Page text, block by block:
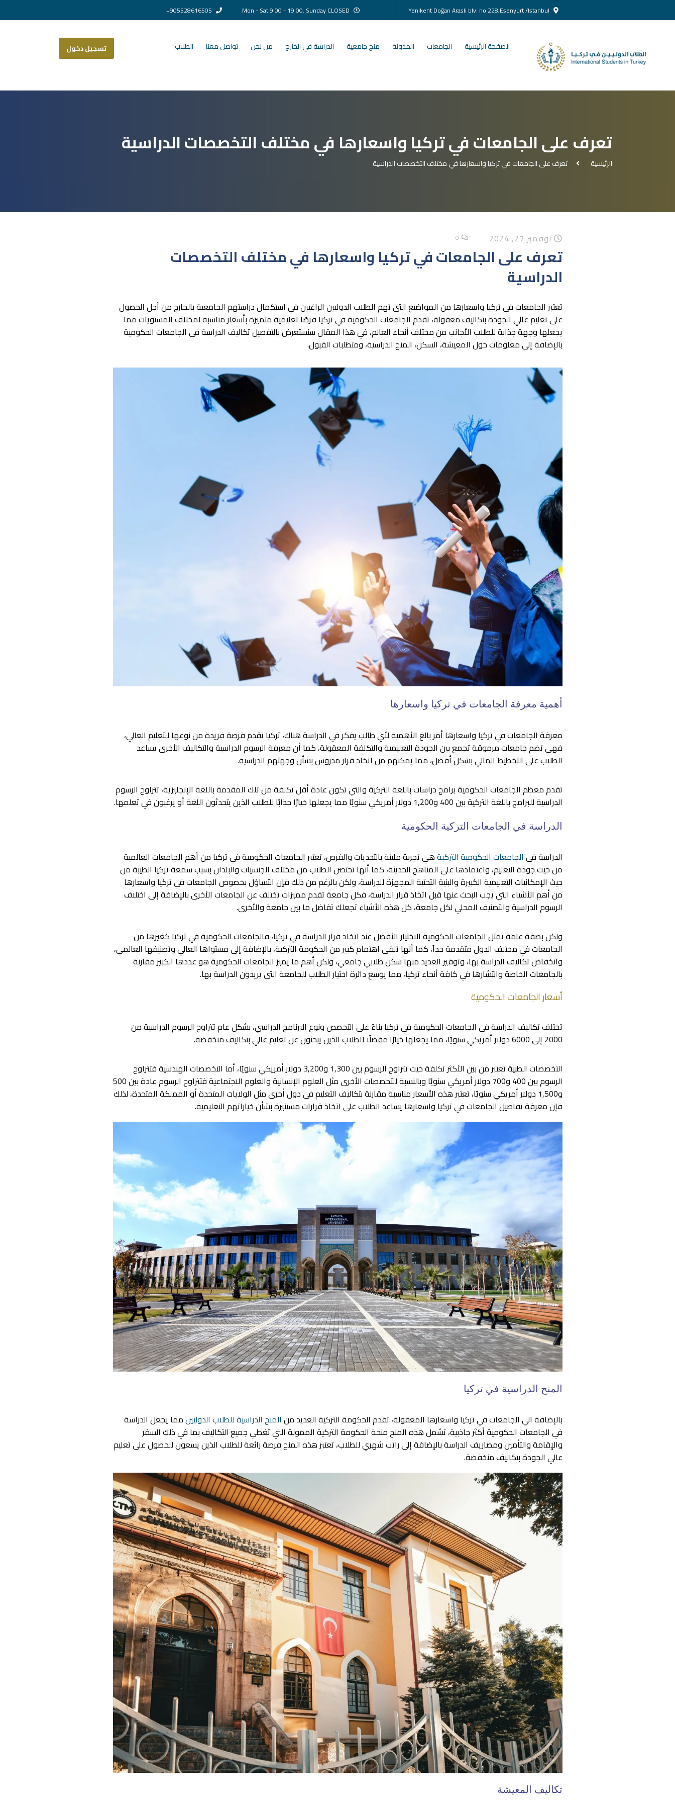
الصفحة الرئيسية الجامعات المدونة منح جامعية الدراسة في الخارج من نحن تواصل معنا الطلاب تسجيل دخول
تعرف على الجامعات في تركيا واسعارها في مختلف التخصصات الدراسية
الرئيسية تعرف على الجامعات في تركيا واسعارها في مختلف التخصصات الدراسية
نوفمبر 27, 2024 0
تعرف على الجامعات في تركيا واسعارها في مختلف التخصصات
الدراسية
تعتبر الجامعات في تركيا واسعارها من المواضيع التي تهم الطلاب الدوليين الراغبين في استكمال دراستهم الجامعية بالخارج من أجل الحصول
على تعليم عالي الجودة بتكاليف معقولة، تقدم الجامعات الحكومية في تركيا فرصًا تعليمية متميزة بأسعار مناسبة لمختلف المستويات مما
يجعلها وجهة جذابة للطلاب الأجانب من مختلف أنحاء العالم، في هذا المقال سنستعرض بالتفصيل تكاليف الدراسة في الجامعات الحكومية
بالإضافة إلى معلومات حول المعيشة، السكن، المنح الدراسية، ومتطلبات القبول.
أهمية معرفة الجامعات في تركيا واسعارها
معرفة الجامعات في تركيا واسعارها أمر بالغ الأهمية لأي طالب يفكر في الدراسة هناك، تركيا تقدم فرصة فريدة من نوعها للتعليم العالي،
فهي تضم جامعات مرموقة تجمع بين الجودة التعليمية والتكلفة المعقولة، كما أن معرفة الرسوم الدراسية والتكاليف الأخرى يساعد
الطلاب على التخطيط المالي بشكل أفضل، مما يمكنهم من اتخاذ قرار مدروس بشأن وجهتهم الدراسية.
تقدم معظم الجامعات الحكومية برامج دراسات باللغة التركية والتي تكون عادة أقل تكلفة من تلك المقدمة باللغة الإنجليزية، تتراوح الرسوم
الدراسية للبرامج باللغة التركية بين 400 و1,200 دولار أمريكي سنويًا مما يجعلها خيارًا جذابًا للطلاب الذين يتحدثون اللغة أو يرغبون في تعلمها.
الدراسة في الجامعات التركية الحكومية
الدراسة في الجامعات الحكومية التركيةهي تجربة مليئة بالتحديات والفرص، تعتبر الجامعات الحكومية في تركيا من أهم الجامعات العالمية
من حيث جودة التعليم، واعتمادها على المناهج الحديثة، كما أنها تحتضن الطلاب من مختلف الجنسيات والبلدان بسبب سمعة تركيا الطيبة من
حيث الإمكانيات التعليمية الكبيرة والبنية التحتية المجهزة للدراسة، ولكن بالرغم من ذلك فإن التساؤل بخصوص الجامعات في تركيا واسعارها
من أهم الأشياء التي يجب البحث عنها قبل اتخاذ قرار الدراسة، فكل جامعة تقدم مميزات تختلف عن الجامعات الأخرى بالإضافة إلى اختلاف
الرسوم الدراسية والتصنيف المحلي لكل جامعة، كل هذه الأشياء تجعلك تفاضل ما بين جامعة والأخرى.
ولكن بصفة عامة تمثل الجامعات الحكومية الاختيار الأفضل عند اتخاذ قرار الدراسة في تركيا، فالجامعات الحكومية في تركيا كغيرها من
الجامعات في مختلف الدول متقدمة جداً، كما أنها تلقى اهتمام كبير من الحكومة التركية، بالإضافة إلى مستواها العالي وتصنيفها العالمي،
وانخفاض تكاليف الدراسة بها، وتوفير العديد منها سكن طلابي جامعي، ولكن أهم ما يميز الجامعات الحكومية هو عددها الكبير مقارنة
بالجامعات الخاصة وانتشارها في كافة أنحاء تركيا، مما يوسع دائرة اختيار الطلاب للجامعة التي يريدون الدراسة بها.
أسعار الجامعات الحكومية
تختلف تكاليف الدراسة في الجامعات الحكومية في تركيا بناءً على التخصص ونوع البرنامج الدراسي، بشكل عام تتراوح الرسوم الدراسية من
2000 إلى 6000 دولار أمريكي سنويًا، مما يجعلها خيارًا مفضلًا للطلاب الذين يبحثون عن تعليم عالي بتكاليف منخفضة.
التخصصات الطبية تعتبر من بين الأكثر تكلفة حيث تتراوح الرسوم بين 1,300 و3,200 دولار أمريكي سنويًا، أما التخصصات الهندسية فتتراوح
الرسوم بين 400 و700 دولار أمريكي سنويًا وبالنسبة للتخصصات الأخرى مثل العلوم الإنسانية والعلوم الاجتماعية فتتراوح الرسوم عادة بين 500
و1,500 دولار أمريكي سنويًا، تعتبر هذه الأسعار مناسبة مقارنة بتكاليف التعليم في دول أخرى مثل الولايات المتحدة أو المملكة المتحدة، لذلك
فإن معرفة تفاصيل الجامعات في تركيا واسعارها يساعد الطلاب على اتخاذ قرارات مستنيرة بشأن خياراتهم التعليمية.
المنح الدراسية في تركيا
بالإضافة الي الجامعات في تركيا واسعارها المعقولة، تقدم الحكومة التركية العديد من المنح الدراسية للطلاب الدوليينمما يجعل الدراسة
في الجامعات الحكومية أكثر جاذبية، تشمل هذه المنح منحة الحكومة التركية الممولة التي تغطي جميع التكاليف بما في ذلك السفر
والإقامة والتأمين ومصاريف الدراسة بالإضافة إلى راتب شهري للطلاب، تعتبر هذه المنح فرصة رائعة للطلاب الذين يسعون للحصول على تعليم
عالي الجودة بتكاليف منخفضة.
تكاليف المعيشة